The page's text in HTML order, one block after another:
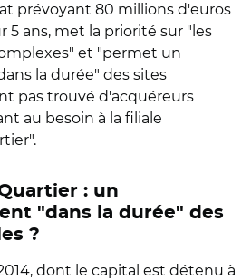
prévoyant 80 millions d'euros
5 ans, met la priorité sur "les
et "permet un
la durée" des sites
pas trouvé d'acquéreurs
au besoin à la filiale
: un
"dans la durée" des
?
dont le capital est détenu à